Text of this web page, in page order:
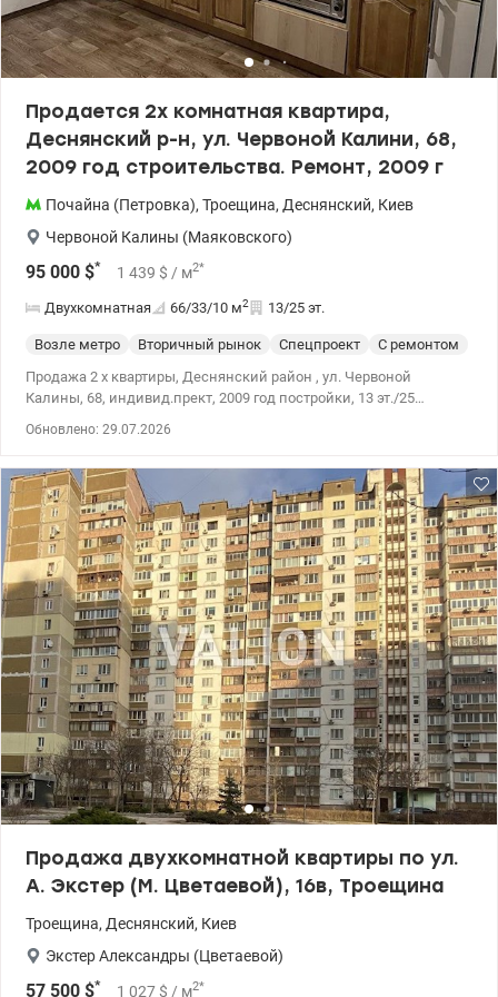
Оливия.valion.ua/1148369
Продается 2х комнатная квартира,
Деснянский р-н, ул. Червоной Калини, 68,
2009 год строительства. Ремонт, 2009 г
Почайна (Петровка), Троещина, Деснянский, Киев
Червоной Калины (Маяковского)
95 000 $* 1 439 $ / м2*
Двухкомнатная 66/33/10 м2 13/25 эт.
Возле метро Вторичный рынок Спецпроект
С ремонтом
Продажа 2 х квартиры, Деснянский район , ул. Червоной
Калины, 68, индивид.прект, 2009 год постройки, 13 эт./25
два кондиционера. Ремонт 2026 г., в доме новые лифты,
видеонаблюдение, консьерж. Окна выходят в тихий двор.
Развитая инфраструктура – в пешей доступности торговые
центры: Фестивальный, Маяк, Район и Эпицентр; супермаркеты
Novus, Varus, АТБ. Фора и Новая почта сразу у дома. Есть
SportLife, больница, поликлиника, парки, скверы, озера. Удачное
транспортное сообщение в разные направления станций метро,
рядом - остановка городского транспорта – троллейбусы,
автобусы, маршрутки. Просмотры в удобное для Вас время!
Цена: 95000у.е. Комисия АН 5% +38 (050) 355 37 46 Екатерина
valion.ua/1148331
Обновлено: 29.07.2026
Продажа двухкомнатной квартиры по ул.
А. Экстер (М. Цветаевой), 16в, Троещина
Троещина, Деснянский, Киев
Экстер Александры (Цветаевой)
57 500 $* 1 027 $ / м2*